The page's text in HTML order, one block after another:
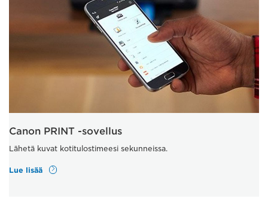
Canon PRINT -sovellus
Lähetä kuvat kotitulostimeesi sekunneissa.
Lue lisää